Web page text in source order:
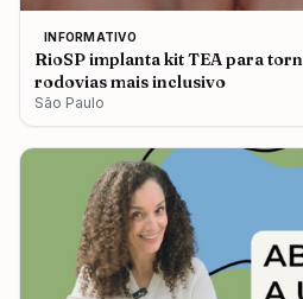
INFORMATIVO
RioSP implanta kit TEA para
rodovias mais inclusivo
São Paulo